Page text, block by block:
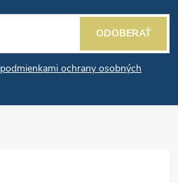
podmienkami ochrany osobných
ODOBERAŤ